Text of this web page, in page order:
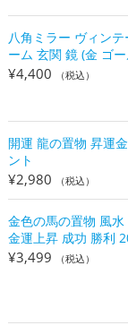
八角ミラー ヴィン
ーム 玄関 鏡 (金 ゴ
¥4,400 （税込）
開運 龍の置物 昇運
ント
¥2,980 （税込）
金色の馬の置物 風
金運上昇 成功 勝利
¥3,499 （税込）